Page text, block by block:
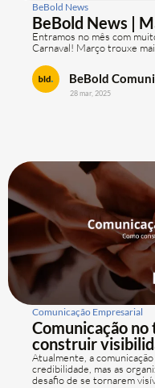
BeBold News
BeBold News |
Entramos no mês com
Carnaval! Março trouxe
BeBold
28 mar, 2025
Comunicação Empresarial
Comunicação
construir
Atualmente, a
credibilidade, mas as
desafio de se tornarem